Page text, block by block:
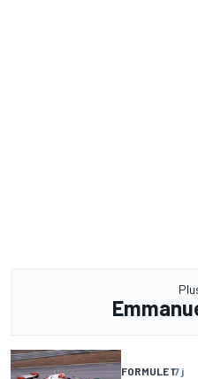
FORMULE 17 j